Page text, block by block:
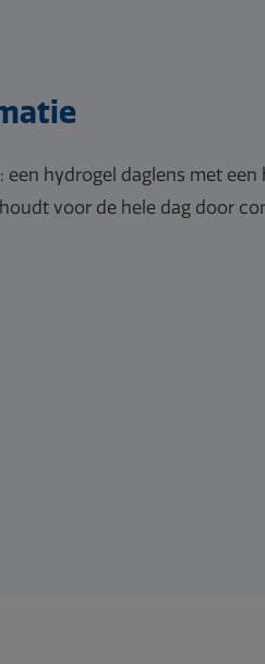
een hydrogel daglens met
voor de hele dag door